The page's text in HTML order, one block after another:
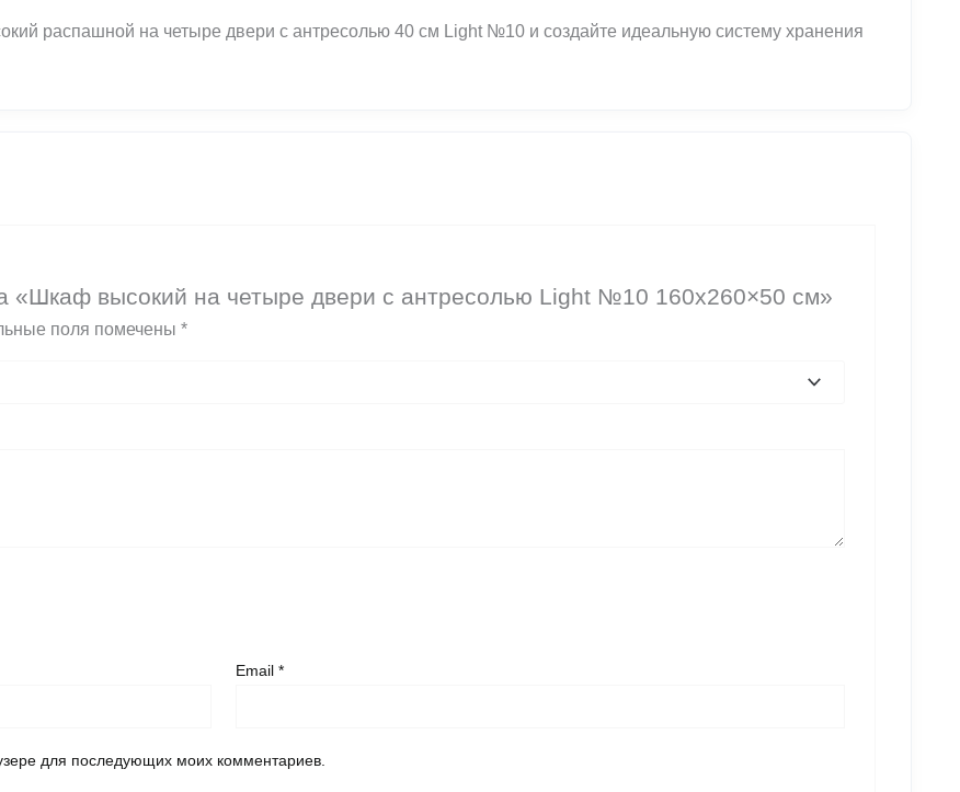
распашной на четыре двери с антресолью 40 см Light №10 и создайте идеальную систему хранения
«Шкаф высокий на четыре двери с антресолью Light №10 160х260×50 см»
поля помечены *
Email*
для последующих моих комментариев.